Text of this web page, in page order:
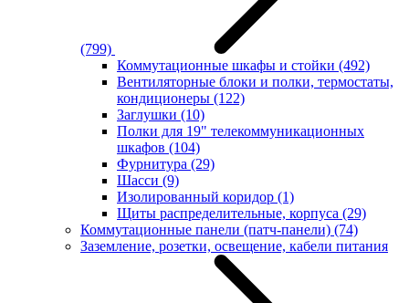
(799)
Коммутационные шкафы и стойки (492)
Вентиляторные блоки и полки, термостаты,
кондиционеры (122)
Заглушки (10)
Полки для 19" телекоммуникационных
шкафов (104)
Фурнитура (29)
Шасси (9)
Изолированный коридор (1)
Щиты распределительные, корпуса (29)
Коммутационные панели (патч-панели) (74)
Заземление, розетки, освещение, кабели питания